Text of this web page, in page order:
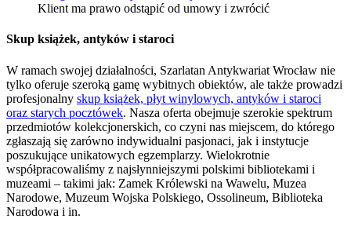
Klient ma prawo odstąpić od umowy i zwrócić
Skup książek, antyków i staroci
W ramach swojej działalności, Szarlatan Antykwariat Wrocław nie
tylko oferuje szeroką gamę wybitnych obiektów, ale także prowadzi
profesjonalny skup książek, płyt winylowych, antyków i staroci
oraz starych pocztówek. Nasza oferta obejmuje szerokie spektrum
przedmiotów kolekcjonerskich, co czyni nas miejscem, do którego
zgłaszają się zarówno indywidualni pasjonaci, jak i instytucje
poszukujące unikatowych egzemplarzy. Wielokrotnie
współpracowaliśmy z najsłynniejszymi polskimi bibliotekami i
muzeami – takimi jak: Zamek Królewski na Wawelu, Muzea
Narodowe, Muzeum Wojska Polskiego, Ossolineum, Biblioteka
Narodowa i in.